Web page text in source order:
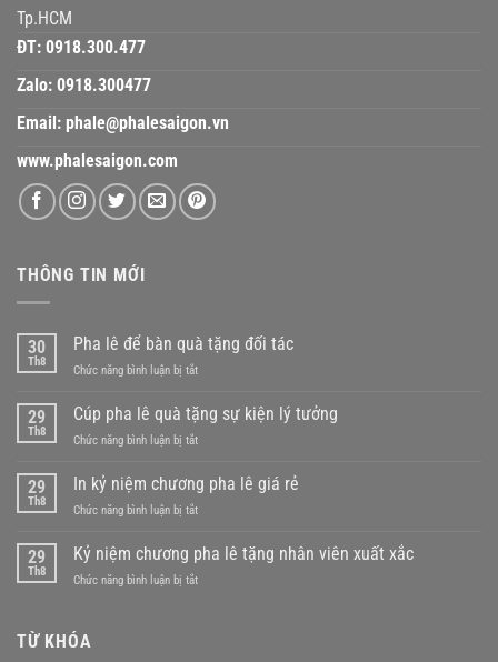
Tp.HCM
ĐT: 0918.300.477
Zalo: 0918.300477
Email: phale@phalesaigon.vn
www.phalesaigon.com
THÔNG TIN MỚI
30
Th8
Pha lê để bàn quà tặng đối tác
Chức năng bình luận bị tắtở
lê
bàn
tặng
29
Th8
Cúp pha lê quà tặng sự kiện lý tưởng
Chức năng bình luận bị tắtở
pha
lê
quà
sự
29
Th8
In kỷ niệm chương pha lê giá rẻ
Chức năng bình luận bị tắtở
kỷ
chương
29
Th8
Kỷ niệm chương pha lê tặng nhân viên xuất xắc
Chức năng bình luận bị tắtở
TỪ KHÓA